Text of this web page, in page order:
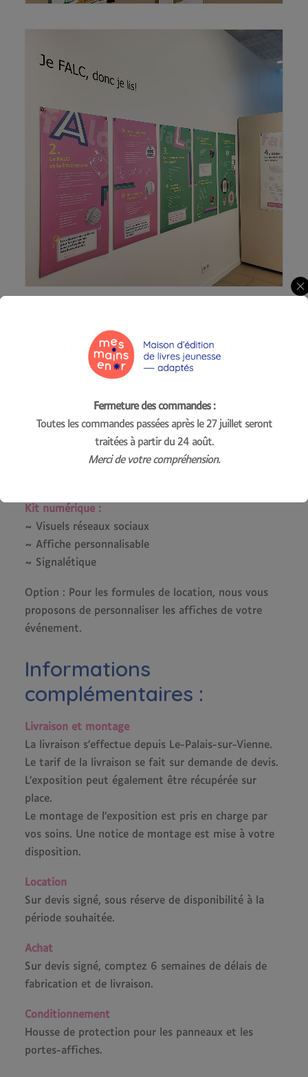
Communiquer sur votre
événement :
Le kit de communication numérique est conçu pour
vous permettre d’enrichir votre exposition,
communiquer sur les réseaux sociaux, améliorer la
visibilité de votre événement et le faire connaître de
Kit numérique :
~ Visuels réseaux sociaux
~ Affiche personnalisable
~ Signalétique
Option : Pour les formules de location, nous vous
proposons de personnaliser les affiches de votre
événement.
Informations
complémentaires :
Livraison et montage
La livraison s’effectue depuis Le-Palais-sur-Vienne.
Le tarif de la livraison se fait sur demande de devis.
L’exposition peut également être récupérée sur
place.
Le montage de l’exposition est pris en charge par
vos soins. Une notice de montage est mise à votre
disposition.
Location
Sur devis signé, sous réserve de disponibilité à la
période souhaitée.
Achat
Sur devis signé, comptez 6 semaines de délais de
fabrication et de livraison.
Conditionnement
Housse de protection pour les panneaux et les
portes-affiches.
Fermeture des commandes :
Toutes les commandes passées après le 27 juillet seront
traitées à partir du 24 août.
Merci de votre compréhension.